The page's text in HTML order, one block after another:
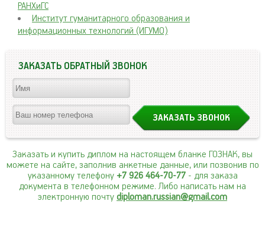
РАНХиГС
Институт гуманитарного образования и
информационных технологий (ИГУМО)
ЗАКАЗАТЬ ОБРАТНЫЙ ЗВОНОК
Заказать и купить диплом на настоящем бланке ГОЗНАК, вы
можете на сайте, заполнив анкетные данные, или позвонив по
указанному телефону +7 926 464-70-77- для заказа
документа в телефонном режиме. Либо написать нам на
электронную почту diploman.russian@gmail.com